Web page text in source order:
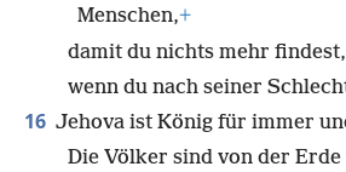
Menschen,+
damit du nichts mehr findest,
wenn du nach seiner
16 Jehova ist König für immer
Die Völker sind von der